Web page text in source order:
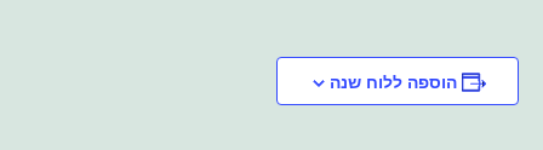
הוספה ללוח שנה